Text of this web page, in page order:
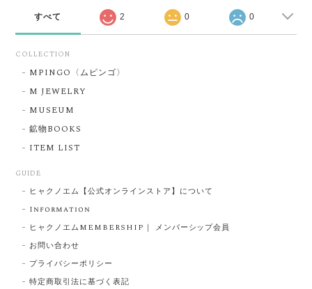
すべて 2 0 0
COLLECTION
MPINGO〈ムピンゴ〉
M JEWELRY
MUSEUM
鉱物BOOKS
ITEM LIST
GUIDE
ヒャクノエム【公式オンラインストア】について
Information
ヒャクノエムMEMBERSHIP｜ メンバーシップ会員
お問い合わせ
プライバシーポリシー
特定商取引法に基づく表記